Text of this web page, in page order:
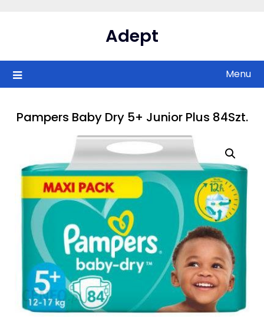
Adept
Menu
Pampers Baby Dry 5+ Junior Plus 84Szt.